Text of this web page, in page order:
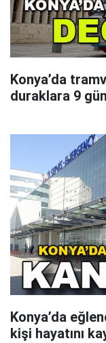
Konya’da
duraklara 9
Konya’da
kişi hayatını